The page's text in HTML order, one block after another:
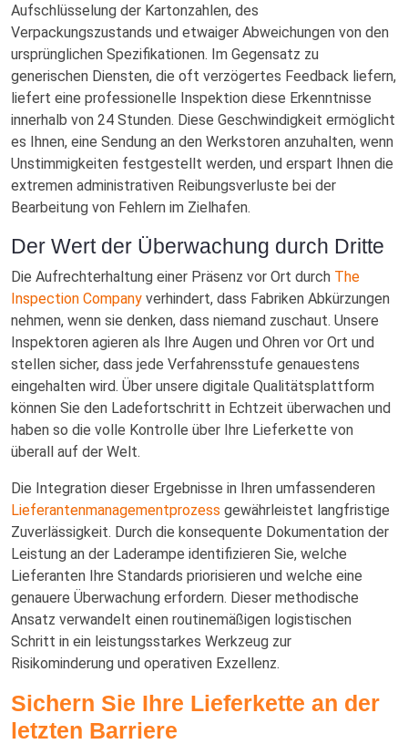
Aufschlüsselung der Kartonzahlen, des
Verpackungszustands und etwaiger Abweichungen von den
ursprünglichen Spezifikationen. Im Gegensatz zu
generischen Diensten, die oft verzögertes Feedback liefern,
liefert eine professionelle Inspektion diese Erkenntnisse
innerhalb von 24 Stunden. Diese Geschwindigkeit ermöglicht
es Ihnen, eine Sendung an den Werkstoren anzuhalten, wenn
Unstimmigkeiten festgestellt werden, und erspart Ihnen die
extremen administrativen Reibungsverluste bei der
Bearbeitung von Fehlern im Zielhafen.
Der Wert der Überwachung durch Dritte
Die Aufrechterhaltung einer Präsenz vor Ort durch The
Inspection Company verhindert, dass Fabriken Abkürzungen
nehmen, wenn sie denken, dass niemand zuschaut. Unsere
Inspektoren agieren als Ihre Augen und Ohren vor Ort und
stellen sicher, dass jede Verfahrensstufe genauestens
eingehalten wird. Über unsere digitale Qualitätsplattform
können Sie den Ladefortschritt in Echtzeit überwachen und
haben so die volle Kontrolle über Ihre Lieferkette von
überall auf der Welt.
Die Integration dieser Ergebnisse in Ihren umfassenderen
Lieferantenmanagementprozess gewährleistet langfristige
Zuverlässigkeit. Durch die konsequente Dokumentation der
Leistung an der Laderampe identifizieren Sie, welche
Lieferanten Ihre Standards priorisieren und welche eine
genauere Überwachung erfordern. Dieser methodische
Ansatz verwandelt einen routinemäßigen logistischen
Schritt in ein leistungsstarkes Werkzeug zur
Risikominderung und operativen Exzellenz.
Sichern Sie Ihre Lieferkette an der
letzten Barriere